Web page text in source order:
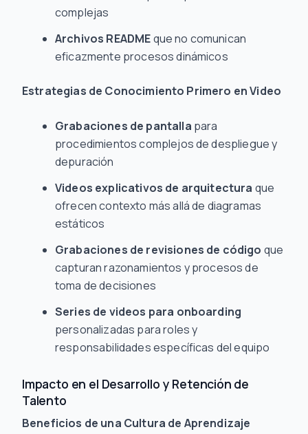
complejas
Archivos READMEque no comunican
eficazmente procesos dinámicos
Estrategias de Conocimiento Primero en Video
Grabaciones de pantalla para
procedimientos complejos de despliegue y
depuración
Videos explicativos de arquitectura que
ofrecen contexto más allá de diagramas
estáticos
Grabaciones de revisiones de código que
capturan razonamientos y procesos de
toma de decisiones
Series de videos para onboarding
personalizadas para roles y
responsabilidades específicas del equipo
Impacto en el Desarrollo y Retención de
Talento
Beneficios de una Cultura de Aprendizaje